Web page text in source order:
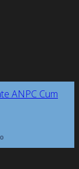
ANPC Cum